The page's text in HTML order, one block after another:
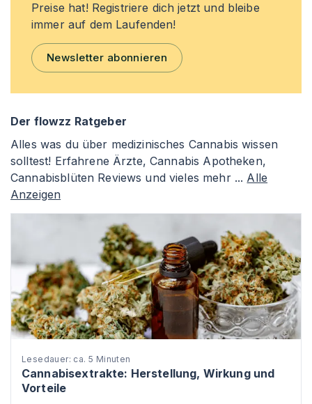
Preise hat! Registriere dich jetzt und bleibe
immer auf dem Laufenden!
Newsletter abonnieren
Der flowzz Ratgeber
Alles was du über medizinisches Cannabis wissen
solltest! Erfahrene Ärzte, Cannabis Apotheken,
Cannabisblüten Reviews und vieles mehr ... Alle
Anzeigen
Lesedauer: ca. 5 Minuten
Cannabisextrakte: Herstellung, Wirkung und
Vorteile